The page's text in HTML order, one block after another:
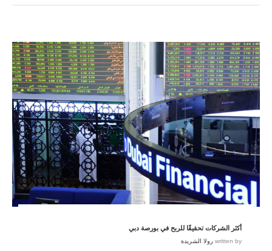
أكثر الشركات تحقيقًا للربح في بورصة دبي
written by رولا الشريدة